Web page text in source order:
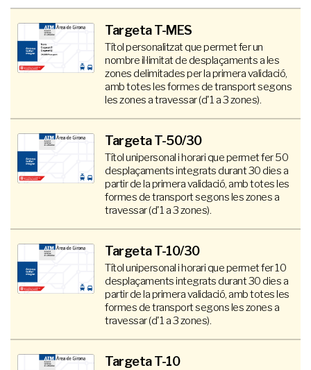
Targeta T-MES
Títol personalitzat que permet fer un
nombre il·limitat de desplaçaments a les
zones delimitades per la primera validació,
amb totes les formes de transport segons
les zones a travessar (d'1 a 3 zones).
Targeta T-50/30
Títol unipersonal i horari que permet fer 50
desplaçaments integrats durant 30 dies a
partir de la primera validació, amb totes les
formes de transport segons les zones a
travessar (d'1 a 3 zones).
Targeta T-10/30
Títol unipersonal i horari que permet fer 10
desplaçaments integrats durant 30 dies a
partir de la primera validació, amb totes les
formes de transport segons les zones a
travessar (d'1 a 3 zones).
Targeta T-10